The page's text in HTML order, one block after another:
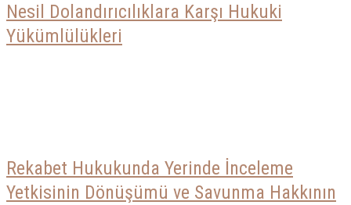
Nesil Dolandırıcılıklara Karşı Hukuki
Yükümlülükleri
Rekabet Hukukunda Yerinde İnceleme
Yetkisinin Dönüşümü ve Savunma Hakkının